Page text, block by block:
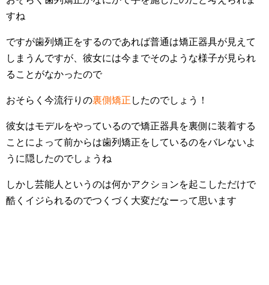
すね
ですが歯列矯正をするのであれば普通は矯正器具が見えて
しまうんですが、彼女には今までそのような様子が見られ
ることがなかったので
おそらく今流行りの裏側矯正 したのでしょう！
彼女はモデルをやっているので矯正器具を裏側に装着する
ことによって前からは歯列矯正をしているのをバレないよ
うに隠したのでしょうね
しかし芸能人というのは何かアクションを起こしただけで
酷くイジられるのでつくづく大変だなーって思います